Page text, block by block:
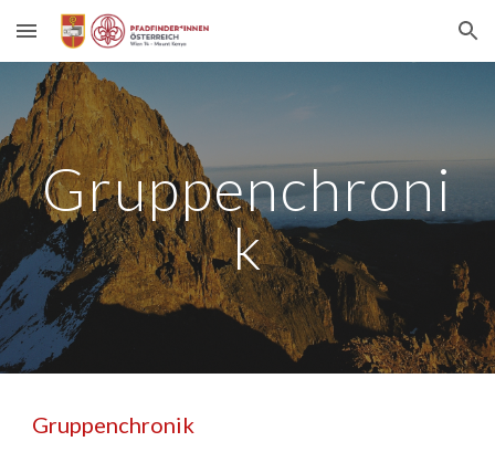
Skip to main content Skip to navigation
Gruppenchroni
k
Gruppenchronik